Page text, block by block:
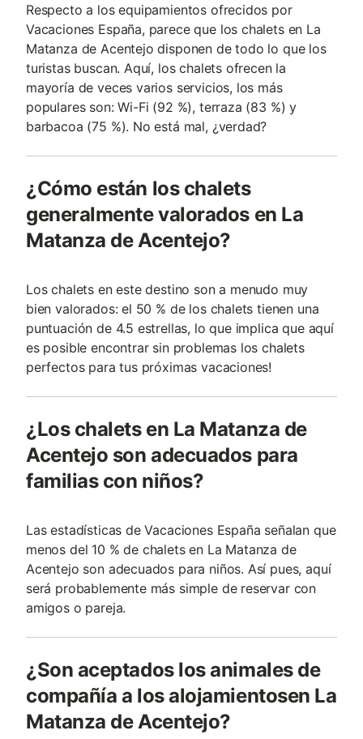
Respecto a los equipamientos ofrecidos por
Vacaciones España, parece que los chalets en La
Matanza de Acentejo disponen de todo lo que los
turistas buscan. Aquí, los chalets ofrecen la
mayoría de veces varios servicios, los más
populares son: Wi-Fi (92 %), terraza (83 %) y
barbacoa (75 %). No está mal, ¿verdad?
¿Cómo están los chalets
generalmente valorados en La
Matanza de Acentejo?
Los chalets en este destino son a menudo muy
bien valorados: el 50 % de los chalets tienen una
puntuación de 4.5 estrellas, lo que implica que aquí
es posible encontrar sin problemas los chalets
perfectos para tus próximas vacaciones!
¿Los chalets en La Matanza de
Acentejo son adecuados para
familias con niños?
Las estadísticas de Vacaciones España señalan que
menos del 10 % de chalets en La Matanza de
Acentejo son adecuados para niños. Así pues, aquí
será probablemente más simple de reservar con
amigos o pareja.
¿Son aceptados los animales de
compañía a los alojamientosen La
Matanza de Acentejo?